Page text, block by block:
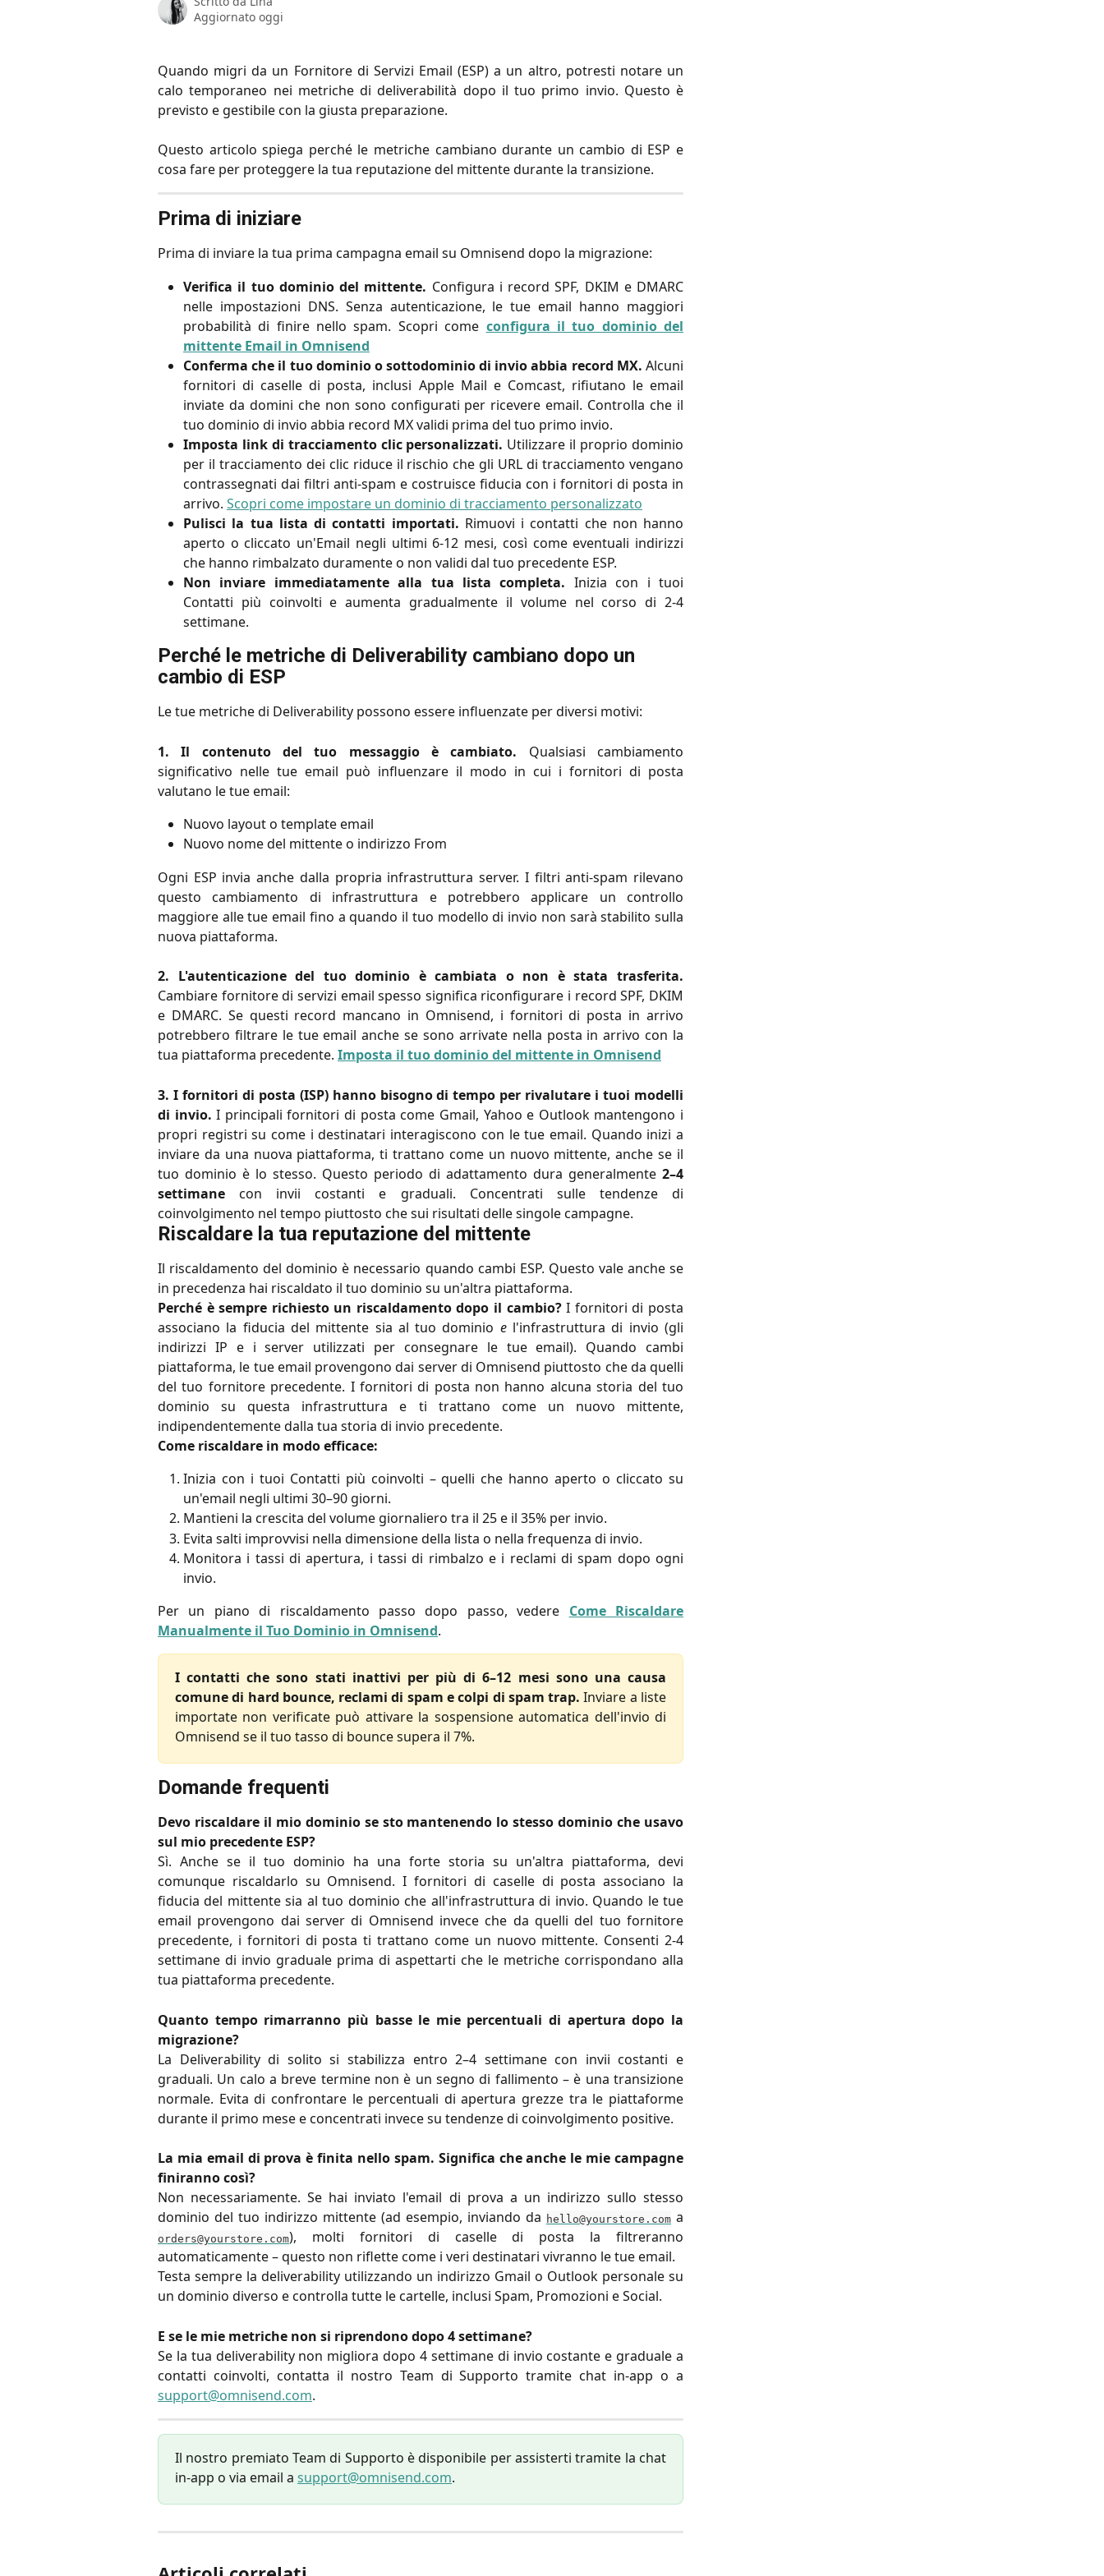
Aggiornato oggi
Quando migri da un Fornitore di Servizi Email (ESP) a un altro, potresti notare un
calo temporaneo nei metriche di deliverabilità dopo il tuo primo invio. Questo è
previsto e gestibile con la giusta preparazione.
Questo articolo spiega perché le metriche cambiano durante un cambio di ESP e
cosa fare per proteggere la tua reputazione del mittente durante la transizione.
Prima di iniziare
Prima di inviare la tua prima campagna email su Omnisend dopo la migrazione:
Verifica il tuo dominio del mittente. Configura i record SPF, DKIM e DMARC
nelle impostazioni DNS. Senza autenticazione, le tue email hanno maggiori
probabilità di finire nello spam. Scopri come configura il tuo dominio del
mittente Email in Omnisend
Conferma che il tuo dominio o sottodominio di invio abbia record MX. Alcuni
fornitori di caselle di posta, inclusi Apple Mail e Comcast, rifiutano le email
inviate da domini che non sono configurati per ricevere email. Controlla che il
tuo dominio di invio abbia record MX validi prima del tuo primo invio.
Imposta link di tracciamento clic personalizzati. Utilizzare il proprio dominio
per il tracciamento dei clic riduce il rischio che gli URL di tracciamento vengano
contrassegnati dai filtri anti-spam e costruisce fiducia con i fornitori di posta in
arrivo. Scopri come impostare un dominio di tracciamento personalizzato
Pulisci la tua lista di contatti importati. Rimuovi i contatti che non hanno
aperto o cliccato un'Email negli ultimi 6-12 mesi, così come eventuali indirizzi
che hanno rimbalzato duramente o non validi dal tuo precedente ESP.
Non inviare immediatamente alla tua lista completa. Inizia con i tuoi
Contatti più coinvolti e aumenta gradualmente il volume nel corso di 2-4
settimane.
Perché le metriche di Deliverability cambiano dopo un
cambio di ESP
Le tue metriche di Deliverability possono essere influenzate per diversi motivi:
1. Il contenuto del tuo messaggio è cambiato. Qualsiasi cambiamento
significativo nelle tue email può influenzare il modo in cui i fornitori di posta
valutano le tue email:
Nuovo layout o template email
Nuovo nome del mittente o indirizzo From
Ogni ESP invia anche dalla propria infrastruttura server. I filtri anti-spam rilevano
questo cambiamento di infrastruttura e potrebbero applicare un controllo
maggiore alle tue email fino a quando il tuo modello di invio non sarà stabilito sulla
nuova piattaforma.
2. L'autenticazione del tuo dominio è cambiata o non è stata trasferita.
Cambiare fornitore di servizi email spesso significa riconfigurare i record SPF, DKIM
e DMARC. Se questi record mancano in Omnisend, i fornitori di posta in arrivo
potrebbero filtrare le tue email anche se sono arrivate nella posta in arrivo con la
tua piattaforma precedente. Imposta il tuo dominio del mittente in Omnisend
3. I fornitori di posta (ISP) hanno bisogno di tempo per rivalutare i tuoi modelli
di invio. I principali fornitori di posta come Gmail, Yahoo e Outlook mantengono i
propri registri su come i destinatari interagiscono con le tue email. Quando inizi a
inviare da una nuova piattaforma, ti trattano come un nuovo mittente, anche se il
tuo dominio è lo stesso. Questo periodo di adattamento dura generalmente 2–4
settimane con invii costanti e graduali. Concentrati sulle tendenze di
coinvolgimento nel tempo piuttosto che sui risultati delle singole campagne.
Riscaldare la tua reputazione del mittente
Il riscaldamento del dominio è necessario quando cambi ESP. Questo vale anche se
in precedenza hai riscaldato il tuo dominio su un'altra piattaforma.
Perché è sempre richiesto un riscaldamento dopo il cambio?I fornitori di posta
associano la fiducia del mittente sia al tuo dominio el'infrastruttura di invio (gli
indirizzi IP e i server utilizzati per consegnare le tue email). Quando cambi
piattaforma, le tue email provengono dai server di Omnisend piuttosto che da quelli
del tuo fornitore precedente. I fornitori di posta non hanno alcuna storia del tuo
dominio su questa infrastruttura e ti trattano come un nuovo mittente,
indipendentemente dalla tua storia di invio precedente.
Come riscaldare in modo efficace:
Inizia con i tuoi Contatti più coinvolti – quelli che hanno aperto o cliccato su
un'email negli ultimi 30–90 giorni.
Mantieni la crescita del volume giornaliero tra il 25 e il 35% per invio.
Evita salti improvvisi nella dimensione della lista o nella frequenza di invio.
Monitora i tassi di apertura, i tassi di rimbalzo e i reclami di spam dopo ogni
invio.
Per un piano di riscaldamento passo dopo passo, vedere Come Riscaldare
Manualmente il Tuo Dominio in Omnisend.
I contatti che sono stati inattivi per più di 6–12 mesi sono una causa
comune di hard bounce, reclami di spam e colpi di spam trap. Inviare a liste
importate non verificate può attivare la sospensione automatica dell'invio di
Omnisend se il tuo tasso di bounce supera il 7%.
Domande frequenti
Devo riscaldare il mio dominio se sto mantenendo lo stesso dominio che usavo
sul mio precedente ESP?
Sì. Anche se il tuo dominio ha una forte storia su un'altra piattaforma, devi
comunque riscaldarlo su Omnisend. I fornitori di caselle di posta associano la
fiducia del mittente sia al tuo dominio che all'infrastruttura di invio. Quando le tue
email provengono dai server di Omnisend invece che da quelli del tuo fornitore
precedente, i fornitori di posta ti trattano come un nuovo mittente. Consenti 2-4
settimane di invio graduale prima di aspettarti che le metriche corrispondano alla
tua piattaforma precedente.
Quanto tempo rimarranno più basse le mie percentuali di apertura dopo la
migrazione?
La Deliverability di solito si stabilizza entro 2–4 settimane con invii costanti e
graduali. Un calo a breve termine non è un segno di fallimento – è una transizione
normale. Evita di confrontare le percentuali di apertura grezze tra le piattaforme
durante il primo mese e concentrati invece su tendenze di coinvolgimento positive.
La mia email di prova è finita nello spam. Significa che anche le mie campagne
finiranno così?
Non necessariamente. Se hai inviato l'email di prova a un indirizzo sullo stesso
dominio del tuo indirizzo mittente (ad esempio, inviando da hello@yourstore.com a
orders@yourstore.com), molti fornitori di caselle di posta la filtreranno
automaticamente – questo non riflette come i veri destinatari vivranno le tue email.
Testa sempre la deliverability utilizzando un indirizzo Gmail o Outlook personale su
un dominio diverso e controlla tutte le cartelle, inclusi Spam, Promozioni e Social.
E se le mie metriche non si riprendono dopo 4 settimane?
Se la tua deliverability non migliora dopo 4 settimane di invio costante e graduale a
contatti coinvolti, contatta il nostro Team di Supporto tramite chat in-app o a
support@omnisend.com.
Il nostro premiato Team di Supporto è disponibile per assisterti tramite la chat
in-app o via email a support@omnisend.com.